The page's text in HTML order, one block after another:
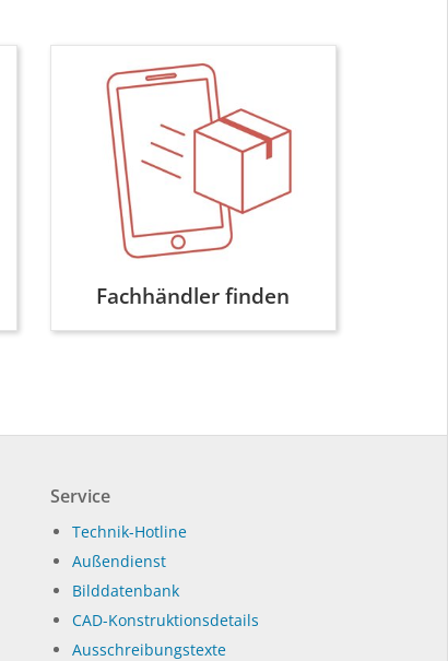
Fachhändler finden
Service
Technik-Hotline
Außendienst
Bilddatenbank
CAD-Konstruktionsdetails
Ausschreibungstexte